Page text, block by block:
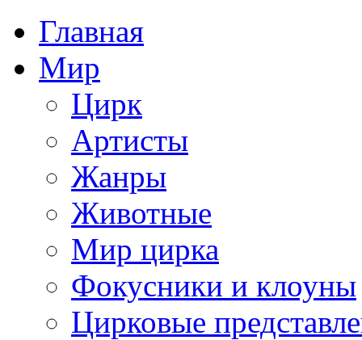
Главная
Мир
Цирк
Артисты
Жанры
Животные
Мир цирка
Фокусники и клоуны
Цирковые